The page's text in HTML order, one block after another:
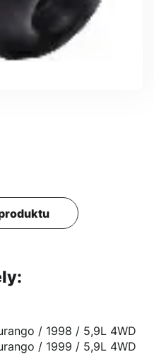
Durango / 1998 / 5,9L 4WD
Durango / 1999 / 5,9L 4WD